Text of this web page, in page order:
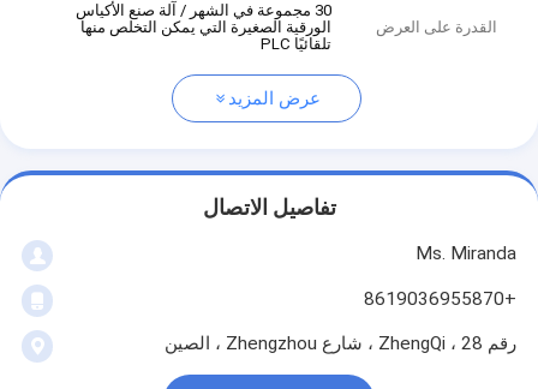
القدرة على العرض
30 مجموعة في الشهر / آلة صنع الأكياس
الورقية الصغيرة التي يمكن التخلص منها
تلقائيًا PLC
عرض المزيد
تفاصيل الاتصال
Ms. Miranda
+8619036955870
رقم 28 ، ZhengQi ، شارع Zhengzhou ، الصين